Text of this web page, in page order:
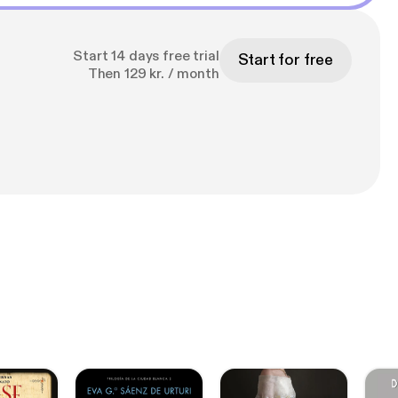
Start 14 days free trial
Then 129 kr. / month
Start for free